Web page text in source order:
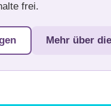
frei.
Mehr über